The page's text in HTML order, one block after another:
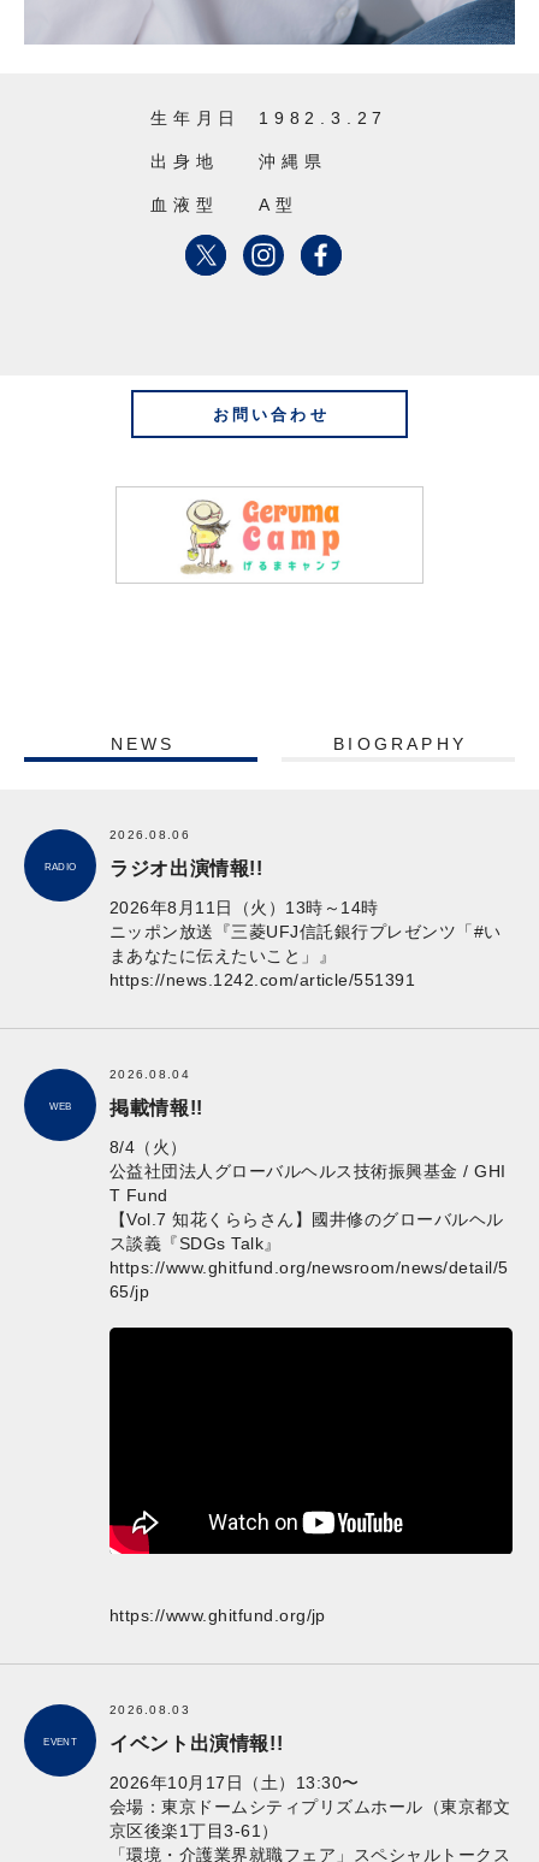
生年月日 1982.3.27
出身地 沖縄県
血液型 A型
お問い合わせ
NEWS BIOGRAPHY
RADIO
2026.08.06
ラジオ出演情報!!
2026年8月11日（火）13時～14時
ニッポン放送『三菱UFJ信託銀行プレゼンツ「#い
まあなたに伝えたいこと」』
https://news.1242.com/article/551391
WEB
2026.08.04
掲載情報!!
8/4（火）
公益社団法人グローバルヘルス技術振興基金 / GHI
T Fund
【Vol.7 知花くららさん】國井修のグローバルヘル
ス談義『SDGs Talk』
https://www.ghitfund.org/newsroom/news/detail/5
65/jp
https://www.ghitfund.org/jp
EVENT
2026.08.03
イベント出演情報!!
2026年10月17日（土）13:30〜
会場：東京ドームシティプリズムホール（東京都文
京区後楽1丁目3-61）
「環境・介護業界就職フェア」スペシャルトークス